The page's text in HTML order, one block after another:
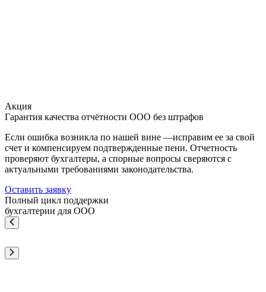
Акция
Гарантия качества отчётности ООО без штрафов
Если ошибка возникла по нашей вине —исправим ее за свой
счет и компенсируем подтвержденные пени. Отчетность
проверяют бухгалтеры, а спорные вопросы сверяются с
актуальными требованиями законодательства.
Оставить заявку
Полный цикл поддержки
бухгалтерии для ООО